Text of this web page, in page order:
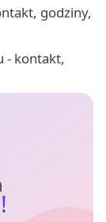
godziny,
- kontakt,